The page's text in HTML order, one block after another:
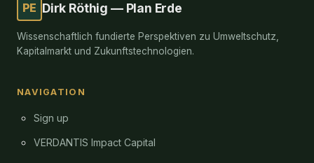
PE Dirk Röthig — Plan Erde
Wissenschaftlich fundierte Perspektiven zu Umweltschutz,
Kapitalmarkt und Zukunftstechnologien.
NAVIGATION
Sign up
VERDANTIS Impact Capital